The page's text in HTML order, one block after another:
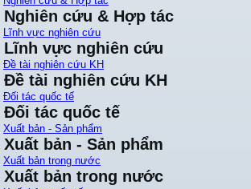
Nghiên cứu & Hợp tác
Lĩnh vực nghiên cứu
Lĩnh vực nghiên cứu
Đề tài nghiên cứu KH
Đề tài nghiên cứu KH
Đối tác quốc tế
Đối tác quốc tế
Xuất bản - Sản phẩm
Xuất bản - Sản phẩm
Xuất bản trong nước
Xuất bản trong nước